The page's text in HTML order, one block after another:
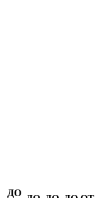
ДО